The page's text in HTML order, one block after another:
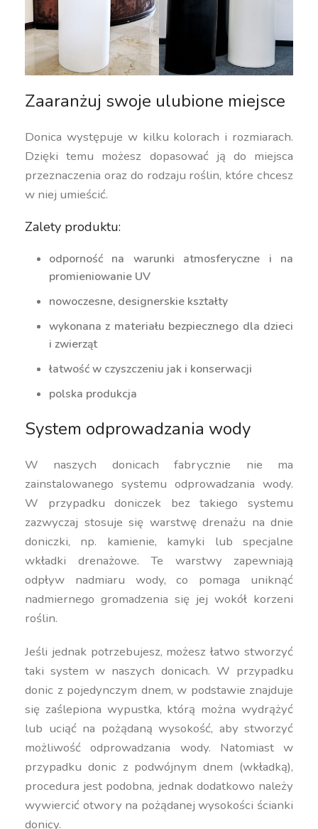
Zaaranżuj swoje ulubione miejsce
Donica występuje w kilku kolorach i rozmiarach.
Dzięki temu możesz dopasować ją do miejsca
przeznaczenia oraz do rodzaju roślin, które chcesz
w niej umieścić.
Zalety produktu:
odporność na warunki atmosferyczne i na
promieniowanie UV
nowoczesne, designerskie kształty
wykonana z materiału bezpiecznego dla dzieci
i zwierząt
łatwość w czyszczeniu jak i konserwacji
polska produkcja
System odprowadzania wody
W naszych donicach fabrycznie nie ma
zainstalowanego systemu odprowadzania wody.
W przypadku doniczek bez takiego systemu
zazwyczaj stosuje się warstwę drenażu na dnie
doniczki, np. kamienie, kamyki lub specjalne
wkładki drenażowe. Te warstwy zapewniają
odpływ nadmiaru wody, co pomaga uniknąć
nadmiernego gromadzenia się jej wokół korzeni
roślin.
Jeśli jednak potrzebujesz, możesz łatwo stworzyć
taki system w naszych donicach. W przypadku
donic z pojedynczym dnem, w podstawie znajduje
się zaślepiona wypustka, którą można wydrążyć
lub uciąć na pożądaną wysokość, aby stworzyć
możliwość odprowadzania wody. Natomiast w
przypadku donic z podwójnym dnem (wkładką),
procedura jest podobna, jednak dodatkowo należy
wywiercić otwory na pożądanej wysokości ścianki
donicy.